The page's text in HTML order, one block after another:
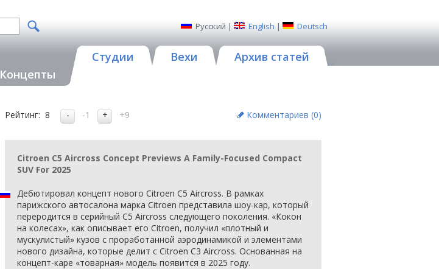
Русский | English | Deutsch
Концепты
Студии Вехи Архив статей
Рейтинг: 8 -1 +9 Комментариев (0)
Citroen C5 Aircross Concept Previews A Family-Focused Compact
SUV For 2025
Дебютировал концепт нового Citroen C5 Aircross. В рамках
парижского автосалона марка Citroen представила шоу-кар, который
переродится в серийный C5 Aircross следующего поколения. «Кокон
на колесах», как описывает его Citroen, получил «плотный и
мускулистый» кузов с проработанной аэродинамикой и элементами
нового дизайна, которые делит с Citroen C3 Aircross. Основанная на
концепт-каре «товарная» модель появится в 2025 году.